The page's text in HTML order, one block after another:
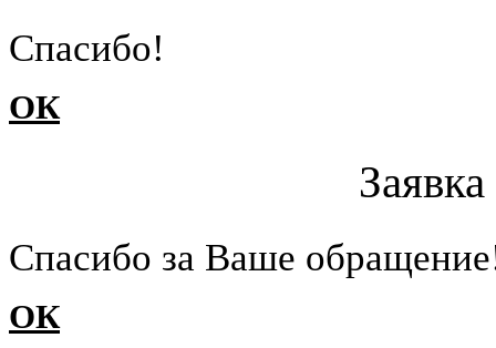
Cпасибо!
ОК
Cпасибо за Ваше
ОК